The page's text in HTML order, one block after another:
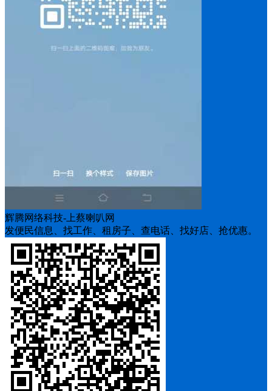
辉腾网络科技-上蔡喇叭网
发便民信息、找工作、租房子、查电话、找好店、抢优惠。